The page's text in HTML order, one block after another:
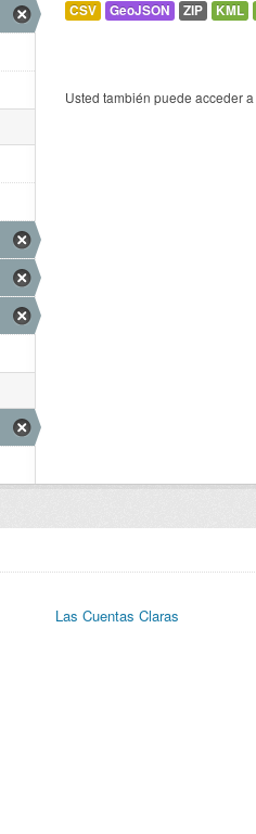
CSV GeoJSON ZIP KML
Usted también puede acceder
Las Cuentas Claras